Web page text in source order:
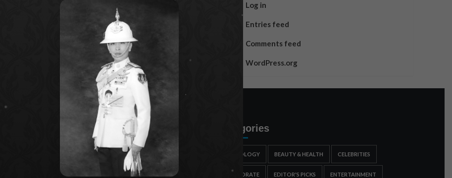
Log in
Entries feed
Comments feed
WordPress.org
กรมชลฯ รับฟังประชาชน ติดตามแก้ปัญหาโครงการประตู
Categories
ASTROLOGY BEAUTY & HEALTH CELEBRITIES
CORPORATE EDITOR'S PICKS ENTERTAINMENT